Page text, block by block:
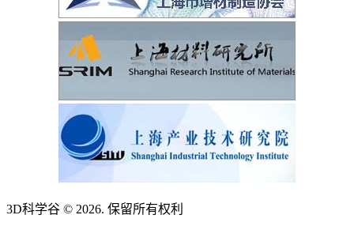
3D科学谷 © 2026. 保留所有权利